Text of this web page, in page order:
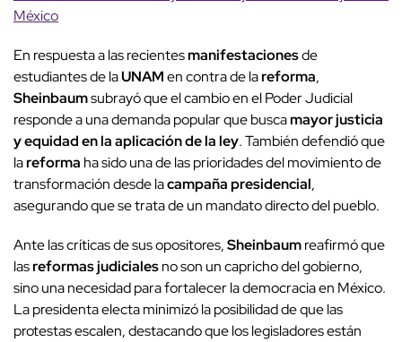
México
En respuesta a las recientesmanifestacionesde
estudiantes de laUNAMen contra de lareforma,
Sheinbaumsubrayó que el cambio en el Poder Judicial
responde a una demanda popular que buscamayor justicia
y equidad en la aplicación de la ley. También defendió que
lareforma ha sido una de las prioridades del movimiento de
transformación desde lacampaña presidencial,
asegurando que se trata de un mandato directo del pueblo.
Ante las críticas de sus opositores,Sheinbaumreafirmó que
lasreformasjudicialesno son un capricho del gobierno,
sino una necesidad para fortalecer la democracia en México.
La presidenta electa minimizó la posibilidad de que las
protestas escalen, destacando que los legisladores están